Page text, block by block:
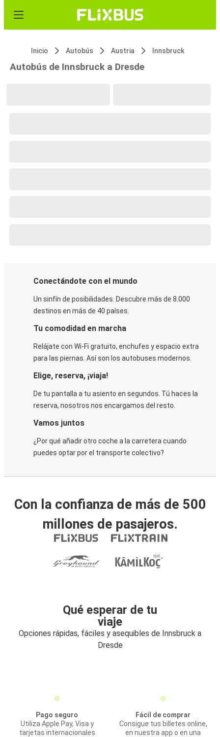
Inicio Autobús Austria Innsbruck
Autobús de Innsbruck a Dresde
Conectándote con el mundo
Un sinfín de posibilidades. Descubre más de 8.000
destinos en más de 40 países.
Tu comodidad en marcha
Relájate con Wi-Fi gratuito, enchufes y espacio extra
para las piernas. Así son los autobuses modernos.
Elige, reserva, ¡viaja!
De tu pantalla a tu asiento en segundos. Tú haces la
reserva, nosotros nos encargamos del resto.
Vamos juntos
¿Por qué añadir otro coche a la carretera cuando
puedes optar por el transporte colectivo?
Con la confianza de más de 500
millones de pasajeros.
Qué esperar de tu
viaje
Opciones rápidas, fáciles y asequibles de Innsbruck a
Dresde
Pago seguro
Utiliza Apple Pay, Visa y
tarjetas internacionales
Fácil de comprar
Consigue tus billetes online,
en nuestra app o en una